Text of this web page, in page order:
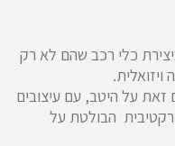
כלי רכב שהם לא רק
על היטב, עם עיצובים
הבולטת על